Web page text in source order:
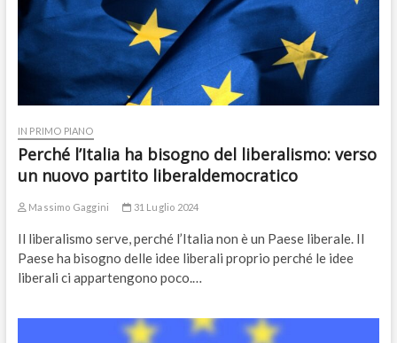
IN PRIMO PIANO
Perché l’Italia ha bisogno del liberalismo: verso
un nuovo partito liberaldemocratico
Massimo Gaggini 31 Luglio 2024
Il liberalismo serve, perché l’Italia non è un Paese liberale. Il
Paese ha bisogno delle idee liberali proprio perché le idee
liberali ci appartengono poco.…